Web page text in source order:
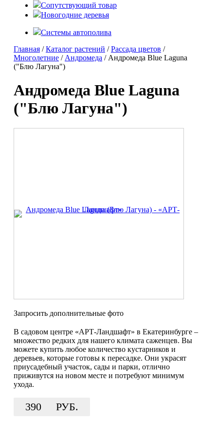
Сопутствующий товар
Новогодние деревья
Системы автополива
Главная /Каталог растений /Рассада цветов /
Многолетние / Андромеда / Андромеда Blue Laguna
("Блю Лагуна")
Андромеда Blue Laguna
("Блю Лагуна")
Запросить дополнительные фото
В садовом центре «АРТ-Ландшафт» в Екатеринбурге –
множество редких для нашего климата саженцев. Вы
можете купить любое количество кустарников и
деревьев, которые готовы к пересадке. Они украсят
приусадебный участок, сады и парки, отлично
приживутся на новом месте и потребуют минимум
ухода.
390 РУБ.